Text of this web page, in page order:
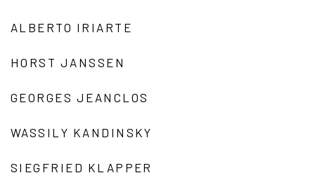
ALBERTO IRIARTE
HORST JANSSEN
GEORGES JEANCLOS
WASSILY KANDINSKY
SIEGFRIED KLAPPER